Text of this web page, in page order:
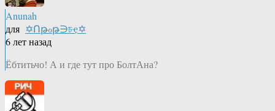
Anunah
для ✡Ոթℴթ∋চҿ✡
6 лет назад
Ёбтитьчо! А и где тут про БолтАна?